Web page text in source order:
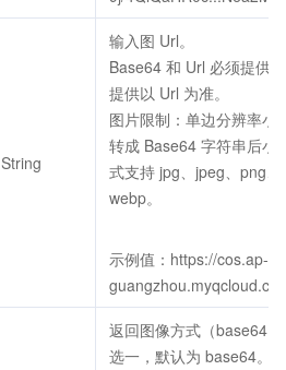
String
输入图 Url。
Base64 和 Url 必须提供
提供以 Url 为准。
图片限制：单边分辨率小
转成 Base64 字符串后小
式支持 jpg、jpeg、png
webp。
示例值：https://cos.ap-
返回图像方式（base64
选一，默认为 base64。